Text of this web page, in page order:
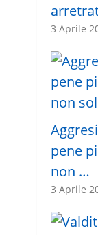
3 Aprile
pene
non …
3 Aprile